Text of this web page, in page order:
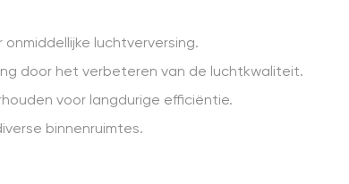
luchtverversing.
door het verbeteren van de luchtkwaliteit.
voor langdurige efficiëntie.
binnenruimtes.